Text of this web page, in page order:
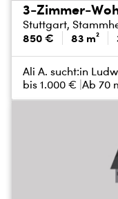
3-Zimmer-
Stuttgart,
850 € 83 m²
Ali A. sucht:in
bis 1.000 € Ab 70